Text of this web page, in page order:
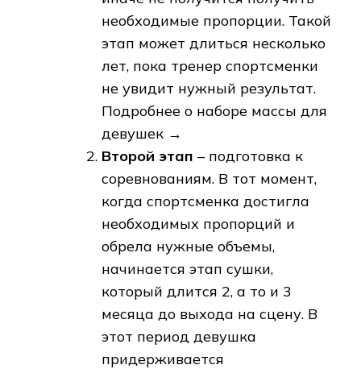
необходимые пропорции. Такой
этап может длиться несколько
лет, пока тренер спортсменки
не увидит нужный результат.
Подробнее о наборе массы для
девушек →
Второй этап – подготовка к
соревнованиям. В тот момент,
когда спортсменка достигла
необходимых пропорций и
обрела нужные объемы,
начинается этап сушки,
который длится 2, а то и 3
месяца до выхода на сцену. В
этот период девушка
придерживается